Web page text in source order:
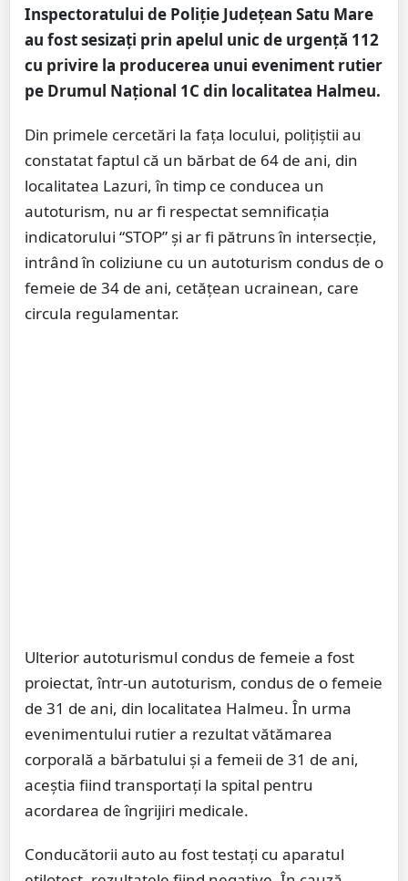
Inspectoratului de Poliție Județean Satu Mare
au fost sesizați prin apelul unic de urgență 112
cu privire la producerea unui eveniment rutier
pe Drumul Național 1C din localitatea Halmeu.
Din primele cercetări la fața locului, polițiștii au
constatat faptul că un bărbat de 64 de ani, din
localitatea Lazuri, în timp ce conducea un
autoturism, nu ar fi respectat semnificația
indicatorului “STOP” și ar fi pătruns în intersecție,
intrând în coliziune cu un autoturism condus de o
femeie de 34 de ani, cetățean ucrainean, care
circula regulamentar.
Ulterior autoturismul condus de femeie a fost
proiectat, într-un autoturism, condus de o femeie
de 31 de ani, din localitatea Halmeu. În urma
evenimentului rutier a rezultat vătămarea
corporală a bărbatului și a femeii de 31 de ani,
aceștia fiind transportați la spital pentru
acordarea de îngrijiri medicale.
Conducătorii auto au fost testați cu aparatul